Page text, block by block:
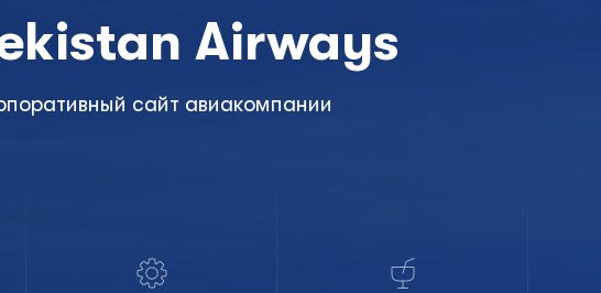
Airways
сайт авиакомпании